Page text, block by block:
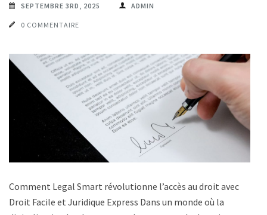
SEPTEMBRE 3RD, 2025 ADMIN
0 COMMENTAIRE
Comment Legal Smart révolutionne l’accès au droit avec
Droit Facile et Juridique Express Dans un monde où la